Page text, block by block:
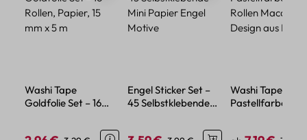
Washi Tape
Goldfolie Set – 16
Engel Sticker Set –
45 Selbstklebende
Washi Tape Set
Pastellfarben –